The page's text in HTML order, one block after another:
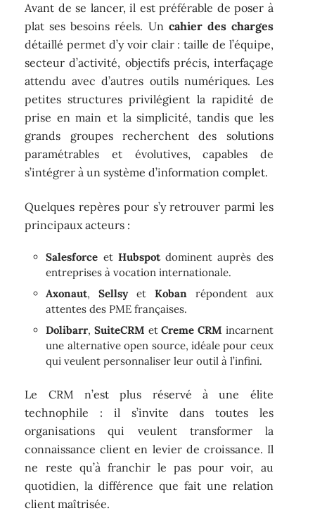
Avant de se lancer, il est préférable de poser à
plat ses besoins réels. Un cahier des charges
détaillé permet d’y voir clair : taille de l’équipe,
secteur d’activité, objectifs précis, interfaçage
attendu avec d’autres outils numériques. Les
petites structures privilégient la rapidité de
prise en main et la simplicité, tandis que les
grands groupes recherchent des solutions
paramétrables et évolutives, capables de
s’intégrer à un système d’information complet.
Quelques repères pour s’y retrouver parmi les
principaux acteurs :
Salesforce et Hubspotdominent auprès des
entreprises à vocation internationale.
Axonaut,Sellsy et Kobanrépondent aux
attentes des PME françaises.
Dolibarr,SuiteCRM etCreme CRM incarnent
une alternative open source, idéale pour ceux
qui veulent personnaliser leur outil à l’infini.
Le CRM n’est plus réservé à une élite
technophile : il s’invite dans toutes les
organisations qui veulent transformer la
connaissance client en levier de croissance. Il
ne reste qu’à franchir le pas pour voir, au
quotidien, la différence que fait une relation
client maîtrisée.